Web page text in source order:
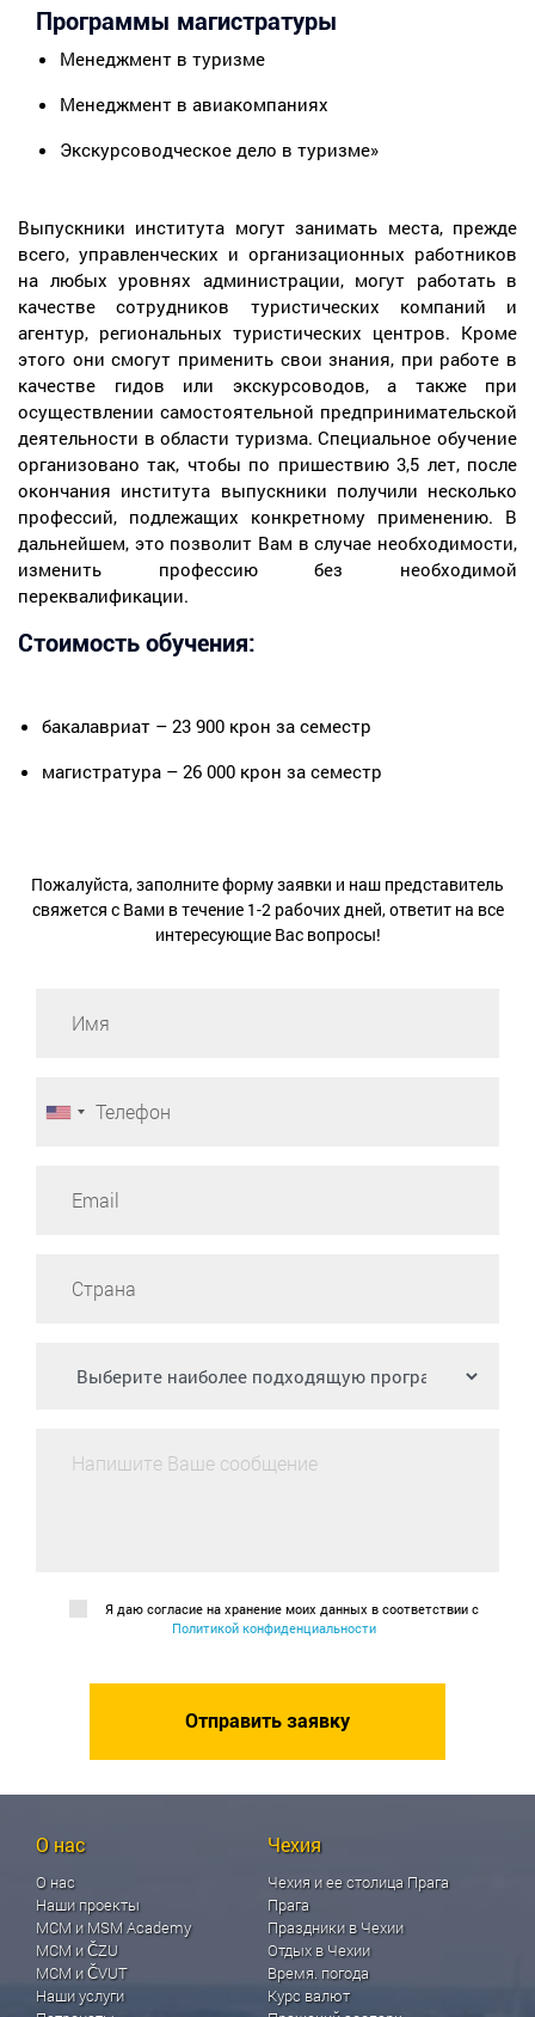
Программы магистратуры
Менеджмент в туризме
Менеджмент в авиакомпаниях
Экскурсоводческое дело в туризме»
Выпускники института могут занимать места, прежде
всего, управленческих и организационных работников
на любых уровнях администрации, могут работать в
качестве сотрудников туристических компаний и
агентур, региональных туристических центров. Кроме
этого они смогут применить свои знания, при работе в
качестве гидов или экскурсоводов, а также при
осуществлении самостоятельной предпринимательской
деятельности в области туризма. Специальное обучение
организовано так, чтобы по пришествию 3,5 лет, после
окончания института выпускники получили несколько
профессий, подлежащих конкретному применению. В
дальнейшем, это позволит Вам в случае необходимости,
изменить профессию без необходимой
переквалификации.
Стоимость обучения:
бакалавриат – 23 900 крон за семестр
магистратура – 26 000 крон за семестр
Пожалуйста, заполните форму заявки и наш представитель
свяжется с Вами в течение 1-2 рабочих дней, ответит на все
интересующие Вас вопросы!
Я даю согласие на хранение моих данных в соответствии с
Политикой конфиденциальности
О нас
О нас
Наши проекты
МСМ и MSM Academy
МСМ и ČZU
МСМ и ČVUT
Наши услуги
Чехия
Чехия и ее столица Прага
Прага
Праздники в Чехии
Отдых в Чехии
Время. погода
Курс валют